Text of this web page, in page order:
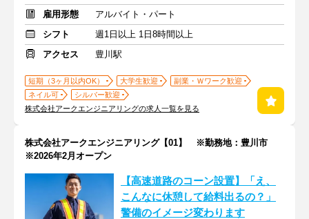
雇用形態
アルバイト・パート
シフト
週1日以上 1日8時間以上
アクセス
豊川駅
短期（3ヶ月以内OK） 大学生歓迎
副業・Ｗワーク歓迎
ネイル可
シルバー歓迎
株式会社アークエンジニアリングの求人一覧を見る
株式会社アークエンジニアリング【01】 ※勤務地：豊川市
※2026年2月オープン
【高速道路のコーン設置】「え、
こんなに休憩して給料出るの？」
警備のイメージ変わります